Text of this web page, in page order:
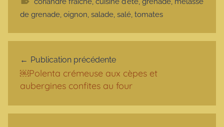
de grenade, oignon, salade, salé, tomates
Publication précédente
￼Polenta crémeuse aux cèpes et
aubergines confites au four